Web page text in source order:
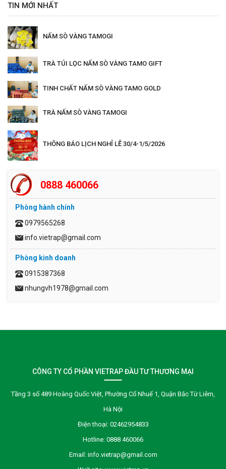
TIN MỚI NHẤT
NẤM SÒ VÀNG TAMOGI
TRÀ TÚI LỌC NẤM SÒ VÀNG TAMO GIFT
TINH CHẤT NẤM SÒ VÀNG TAMO GOLD
TRÀ NẤM SÒ VÀNG TAMOGI
THÔNG BÁO LỊCH NGHỈ LỄ 30/4-1/5/2026
0888 460066
Phòng hành chính
0979565268
info.vietrap@gmail.com
Phòng kinh doanh
0915387368
nhungvh1978@gmail.com
CÔNG TY CỔ PHẦN VIETRAP ĐẦU TƯ THƯƠNG MẠI
Tầng 3 số 489 Hoàng Quốc Việt, Phường Cổ Nhuế 1, Quận Bắc Từ Liêm,
Hà Nội
Điện thoại:02462954833
Hotline: 0888 460066
Email:info.vietrap@gmail.com